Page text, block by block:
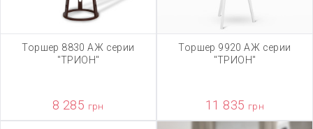
Торшер 8830 АЖ серии
"ТРИОН"
8 285 грн
Торшер 9920 АЖ серии
"ТРИОН"
11 835 грн